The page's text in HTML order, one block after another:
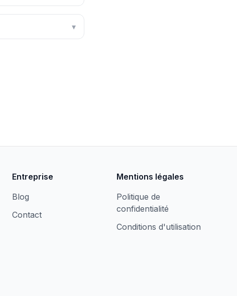
▾
Entreprise
Blog
Contact
Mentions légales
Politique de
confidentialité
Conditions d'utilisation